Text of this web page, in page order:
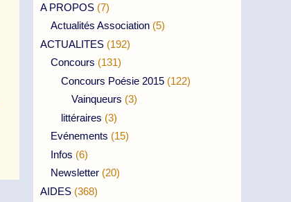
A PROPOS (7)
Actualités Association (5)
ACTUALITES (192)
Concours (131)
Concours Poésie 2015 (122)
Vainqueurs (3)
littéraires (3)
Evénements (15)
Infos (6)
Newsletter (20)
AIDES (368)